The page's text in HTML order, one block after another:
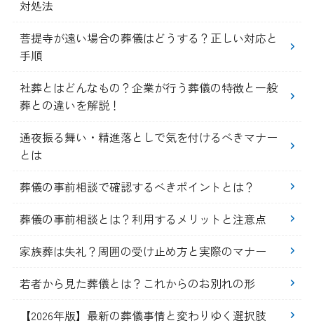
対処法
菩提寺が遠い場合の葬儀はどうする？正しい対応と
手順
社葬とはどんなもの？企業が行う葬儀の特徴と一般
葬との違いを解説！
通夜振る舞い・精進落としで気を付けるべきマナー
とは
葬儀の事前相談で確認するべきポイントとは？
葬儀の事前相談とは？利用するメリットと注意点
家族葬は失礼？周囲の受け止め方と実際のマナー
若者から見た葬儀とは？これからのお別れの形
【2026年版】最新の葬儀事情と変わりゆく選択肢